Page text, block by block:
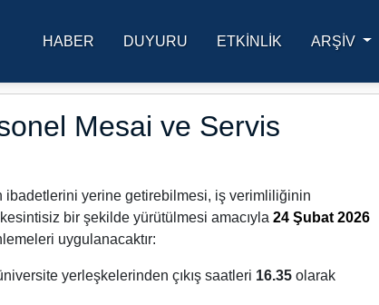
Üniversitesi Ana Sayfa
HABER DUYURU ETKINLIK ARŞİV
Mesai ve Servis
ibadetlerini yerine getirebilmesi, iş verimliliğinin
bir şekilde yürütülmesi amacıyla 24 Şubat 2026
uygulanacaktır:
yerleşkelerinden çıkış saatleri 16.35 olarak